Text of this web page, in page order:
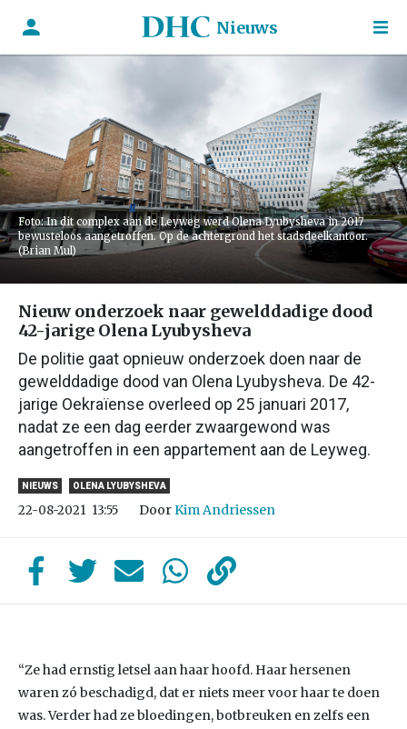
Nieuws
Foto: In dit complex aan de Leyweg werd Olena Lyubysheva in 2017
bewusteloos aangetroffen. Op de achtergrond het stadsdeelkantoor.
(Brian Mul)
Nieuw onderzoek naar gewelddadige dood
42-jarige Olena Lyubysheva
De politie gaat opnieuw onderzoek doen naar de
gewelddadige dood van Olena Lyubysheva. De 42-
jarige Oekraïense overleed op 25 januari 2017,
nadat ze een dag eerder zwaargewond was
aangetroffen in een appartement aan de Leyweg.
NIEUWS OLENA LYUBYSHEVA
22-08-2021 13:55 DoorKim Andriessen
“Ze had ernstig letsel aan haar hoofd. Haar hersenen
waren zó beschadigd, dat er niets meer voor haar te doen
was. Verder had ze bloedingen, botbreuken en zelfs een